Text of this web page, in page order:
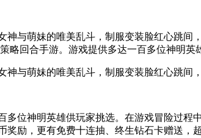
与萌妹的唯美乱斗，制服变装脸红心跳间
略回合手游。游戏提供多达一百多位神明英
与萌妹的唯美乱斗，制服变装脸红心跳间
多位神明英雄供玩家挑选。在游戏冒险过
励，更有免费十连抽、终生钻石卡赠送，